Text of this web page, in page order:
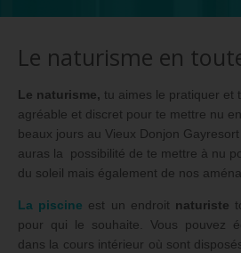
Le naturisme en
Le naturisme, tu aimes le pratiquer et
agréable et discret pour te mettre nu
beaux jours au Vieux Donjon
auras la possibilité de te mettre à nu
du soleil mais également de nos
La piscine est un endroit naturiste
pour qui le souhaite. Vous pouvez
dans la cours intérieur où sont